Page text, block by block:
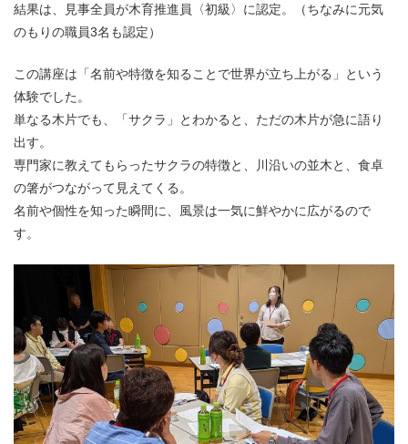
結果は、見事全員が木育推進員〈初級〉に認定。（ちなみに元気
のもりの職員3名も認定）
この講座は「名前や特徴を知ることで世界が立ち上がる」という
体験でした。
単なる木片でも、「サクラ」とわかると、ただの木片が急に語り
出す。
専門家に教えてもらったサクラの特徴と、川沿いの並木と、食卓
の箸がつながって見えてくる。
名前や個性を知った瞬間に、風景は一気に鮮やかに広がるので
す。